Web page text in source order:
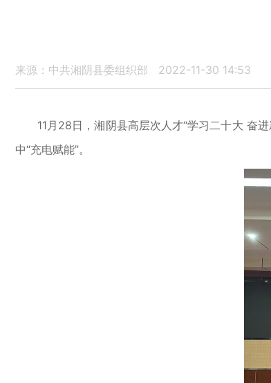
来源：中共湘阴县委组织部 2022-11-30 14:53
11月28日，湘阴县高层次人才“学习二十大 奋
中“充电赋能”。